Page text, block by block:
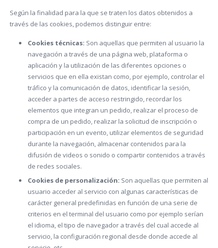
Según la finalidad para la que se traten los datos obtenidos a
través de las cookies, podemos distinguir entre:
Cookies técnicas: Son aquellas que permiten al usuario la
navegación a través de una página web, plataforma o
aplicación y la utilización de las diferentes opciones o
servicios que en ella existan como, por ejemplo, controlar el
tráfico y la comunicación de datos, identificar la sesión,
acceder a partes de acceso restringido, recordar los
elementos que integran un pedido, realizar el proceso de
compra de un pedido, realizar la solicitud de inscripción o
participación en un evento, utilizar elementos de seguridad
durante la navegación, almacenar contenidos para la
difusión de videos o sonido o compartir contenidos a través
de redes sociales.
Cookies de personalización: Son aquellas que permiten al
usuario acceder al servicio con algunas características de
carácter general predefinidas en función de una serie de
criterios en el terminal del usuario como por ejemplo serían
el idioma, el tipo de navegador a través del cual accede al
servicio, la configuración regional desde donde accede al